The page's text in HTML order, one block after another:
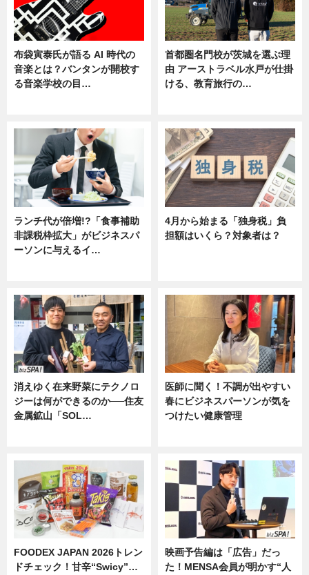
布袋寅泰氏が語る AI 時代の
音楽とは？バンタンが開校す
る音楽学校の目…
首都圏名門校が茨城を選ぶ理
由 アーストラベル水戸が仕掛
ける、教育旅行の…
ランチ代が倍増!?「食事補助
非課税枠拡大」がビジネスパ
ーソンに与えるイ…
4月から始まる「独身税」負
担額はいくら？対象者は？
消えゆく在来野菜にテクノロ
ジーは何ができるのか──住友
金属鉱山「SOL…
医師に聞く！不調が出やすい
春にビジネスパーソンが気を
つけたい健康管理
FOODEX JAPAN 2026トレン
ドチェック！甘辛“Swicy”…
映画予告編は「広告」だっ
た！MENSA会員が明かす“人